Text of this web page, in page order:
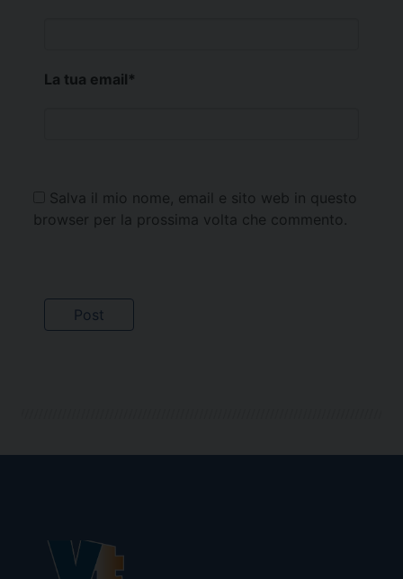
La tua email*
Salva il mio nome, email e sito web in questo
browser per la prossima volta che commento.